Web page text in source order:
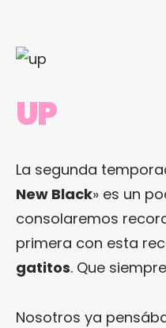
UP
La segunda
New Black» es un
consolaremos
primera con esta
gatitos. Que
Nosotros ya